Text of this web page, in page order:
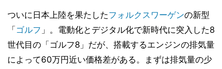
ついに日本上陸を果たしたフォルクスワーゲンの新型
「 ゴルフ 」。電動化とデジタル化で新時代に突入した8
世代目の「ゴルフ8」だが、搭載するエンジンの排気量
によって60万円近い価格差がある。まずは排気量の少